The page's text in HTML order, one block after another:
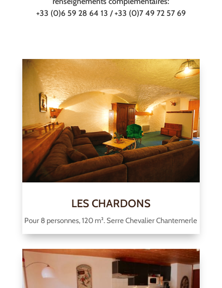
+33 (0)6 59 28 64 13 / +33 (0)7 49 72 57 69
LES CHARDONS
Pour 8 personnes, 120 m². Serre Chevalier Chantemerle